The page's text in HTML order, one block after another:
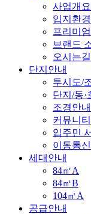
사업개요
입지환경
프리미엄
브랜드
오시는길
단지안내
투시도/
단지/동·
조경안내
커뮤니티
입주민
이동통
세대안내
84㎡A
84㎡B
104㎡A
공급안내